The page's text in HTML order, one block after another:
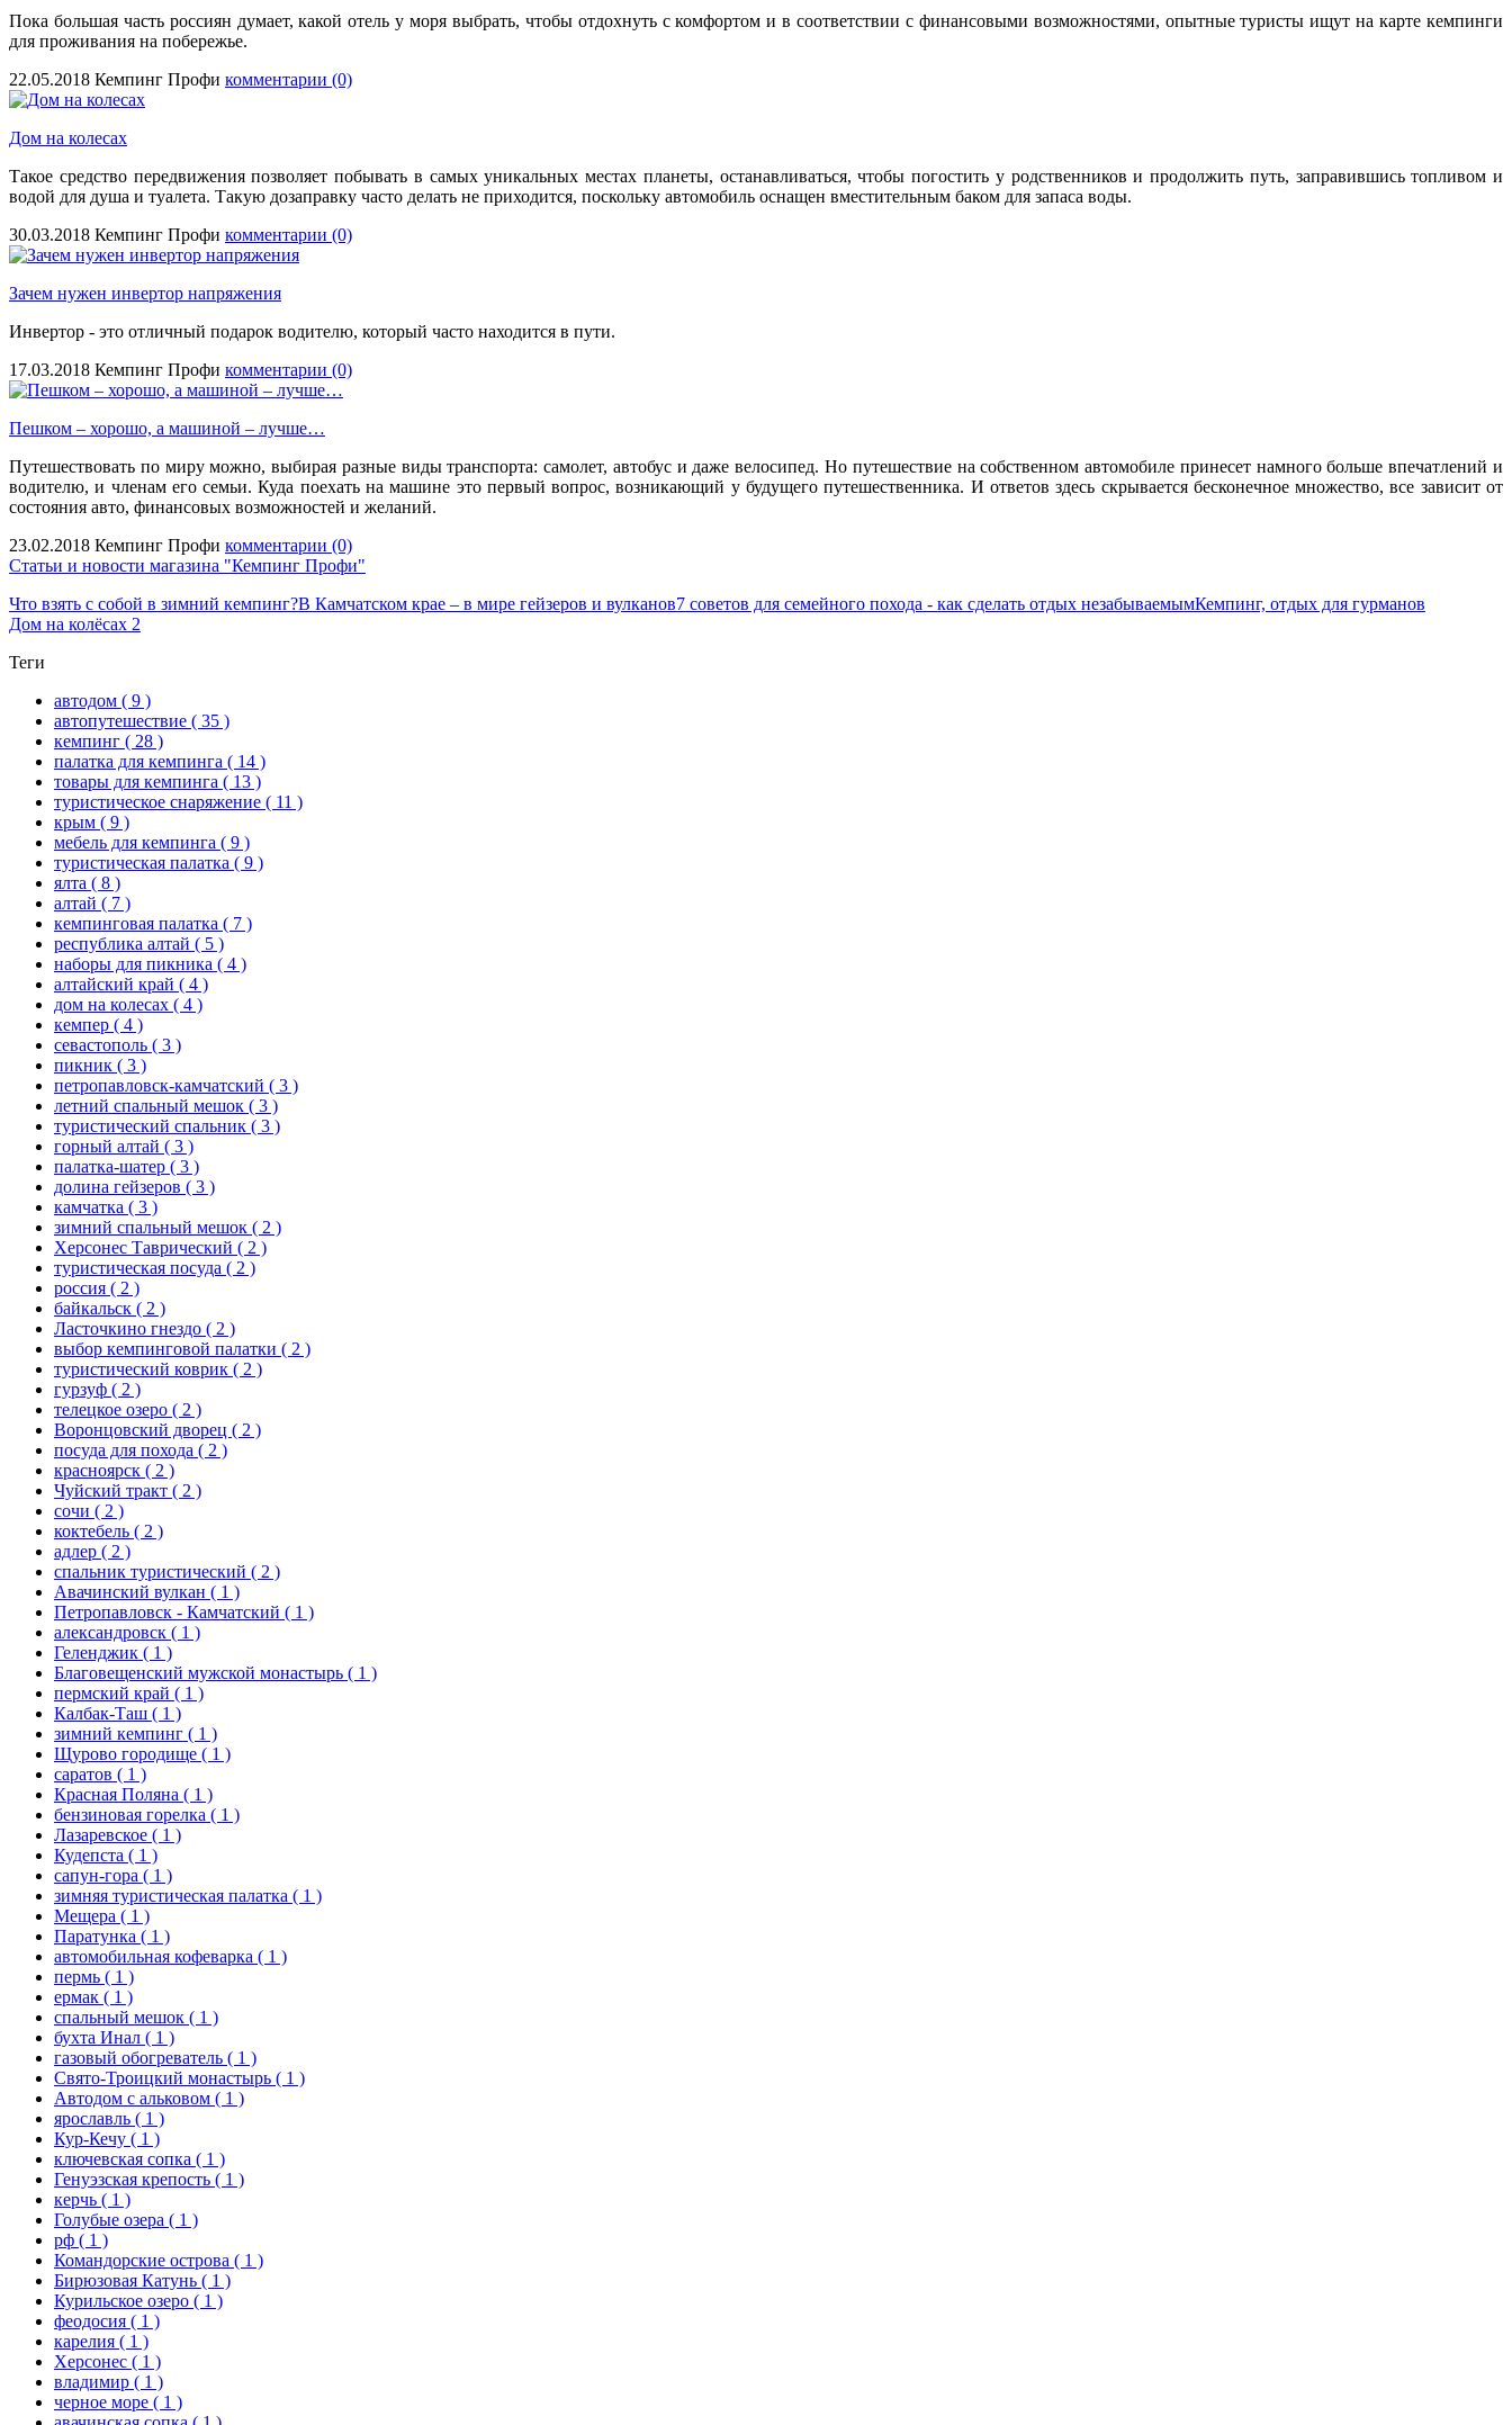
Пока большая часть россиян думает, какой отель у моря выбрать, чтобы отдохнуть с комфортом и в соответствии с финансовыми возможностями, опытные туристы ищут на карте кемпинги
для проживания на побережье.
22.05.2018 Кемпинг Профи комментарии (0)
Дом на колесах
Такое средство передвижения позволяет побывать в самых уникальных местах планеты, останавливаться, чтобы погостить у родственников и продолжить путь, заправившись топливом и
водой для душа и туалета. Такую дозаправку часто делать не приходится, поскольку автомобиль оснащен вместительным баком для запаса воды.
30.03.2018 Кемпинг Профи комментарии (0)
Зачем нужен инвертор напряжения
Инвертор - это отличный подарок водителю, который часто находится в пути.
17.03.2018 Кемпинг Профи комментарии (0)
Пешком – хорошо, а машиной – лучше…
Путешествовать по миру можно, выбирая разные виды транспорта: самолет, автобус и даже велосипед. Но путешествие на собственном автомобиле принесет намного больше впечатлений и
водителю, и членам его семьи. Куда поехать на машине это первый вопрос, возникающий у будущего путешественника. И ответов здесь скрывается бесконечное множество, все зависит от
состояния авто, финансовых возможностей и желаний.
23.02.2018 Кемпинг Профи комментарии (0)
Статьи и новости магазина "Кемпинг Профи"
Что взять с собой в зимний кемпинг?В Камчатском крае – в мире гейзеров и вулканов7 советов для семейного похода - как сделать отдых незабываемымКемпинг, отдых для гурманов
Дом на колёсах 2
Теги
автодом ( 9 )
автопутешествие ( 35 )
кемпинг ( 28 )
палатка для кемпинга ( 14 )
товары для кемпинга ( 13 )
туристическое снаряжение ( 11 )
крым ( 9 )
мебель для кемпинга ( 9 )
туристическая палатка ( 9 )
ялта ( 8 )
алтай ( 7 )
кемпинговая палатка ( 7 )
республика алтай ( 5 )
наборы для пикника ( 4 )
алтайский край ( 4 )
дом на колесах ( 4 )
кемпер ( 4 )
севастополь ( 3 )
пикник ( 3 )
петропавловск-камчатский ( 3 )
летний спальный мешок ( 3 )
туристический спальник ( 3 )
горный алтай ( 3 )
палатка-шатер ( 3 )
долина гейзеров ( 3 )
камчатка ( 3 )
зимний спальный мешок ( 2 )
Херсонес Таврический ( 2 )
туристическая посуда ( 2 )
россия ( 2 )
байкальск ( 2 )
Ласточкино гнездо ( 2 )
выбор кемпинговой палатки ( 2 )
туристический коврик ( 2 )
гурзуф ( 2 )
телецкое озеро ( 2 )
Воронцовский дворец ( 2 )
посуда для похода ( 2 )
красноярск ( 2 )
Чуйский тракт ( 2 )
сочи ( 2 )
коктебель ( 2 )
адлер ( 2 )
спальник туристический ( 2 )
Авачинский вулкан ( 1 )
Петропавловск - Камчатский ( 1 )
александровск ( 1 )
Геленджик ( 1 )
Благовещенский мужской монастырь ( 1 )
пермский край ( 1 )
Калбак-Таш ( 1 )
зимний кемпинг ( 1 )
Щурово городище ( 1 )
саратов ( 1 )
Красная Поляна ( 1 )
бензиновая горелка ( 1 )
Лазаревское ( 1 )
Кудепста ( 1 )
сапун-гора ( 1 )
зимняя туристическая палатка ( 1 )
Мещера ( 1 )
Паратунка ( 1 )
автомобильная кофеварка ( 1 )
пермь ( 1 )
ермак ( 1 )
спальный мешок ( 1 )
бухта Инал ( 1 )
газовый обогреватель ( 1 )
Свято-Троицкий монастырь ( 1 )
Автодом с альковом ( 1 )
ярославль ( 1 )
Кур-Кечу ( 1 )
ключевская сопка ( 1 )
Генуэзская крепость ( 1 )
керчь ( 1 )
Голубые озера ( 1 )
рф ( 1 )
Командорские острова ( 1 )
Бирюзовая Катунь ( 1 )
Курильское озеро ( 1 )
феодосия ( 1 )
карелия ( 1 )
Херсонес ( 1 )
владимир ( 1 )
черное море ( 1 )